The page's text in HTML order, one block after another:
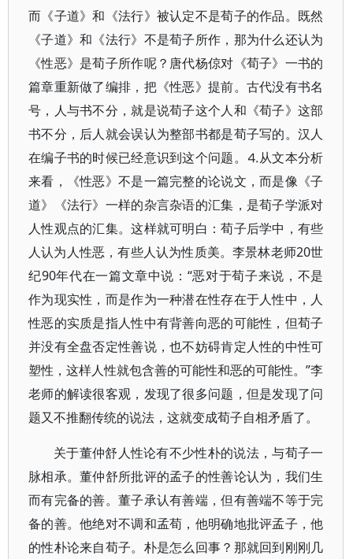
而《子道》和《法行》被认定不是荀子的作品。既然
《子道》和《法行》不是荀子所作，那为什么还认为
《性恶》是荀子所作呢？唐代杨倞对《荀子》一书的
篇章重新做了编排，把《性恶》提前。古代没有书名
号，人与书不分，就是说荀子这个人和《荀子》这部
书不分，后人就会误认为整部书都是荀子写的。汉人
在编子书的时候已经意识到这个问题。⒋从文本分析
来看，《性恶》不是一篇完整的论说文，而是像《子
道》《法行》一样的杂言杂语的汇集，是荀子学派对
人性观点的汇集。这样就可明白：荀子后学中，有些
人认为人性恶，有些人认为性质美。李景林老师20世
纪90年代在一篇文章中说：“恶对于荀子来说，不是
作为现实性，而是作为一种潜在性存在于人性中，人
性恶的实质是指人性中有背善向恶的可能性，但荀子
并没有全盘否定性善说，也不妨碍肯定人性的中性可
塑性，这样人性就包含善的可能性和恶的可能性。”李
老师的解读很客观，发现了很多问题，但是发现了问
题又不推翻传统的说法，这就变成荀子自相矛盾了。
关于董仲舒人性论有不少性朴的说法，与荀子一
脉相承。董仲舒所批评的孟子的性善论认为，我们生
而有完备的善。董子承认有善端，但有善端不等于完
备的善。他绝对不调和孟荀，他明确地批评孟子，他
的性朴论来自荀子。朴是怎么回事？那就回到刚刚几